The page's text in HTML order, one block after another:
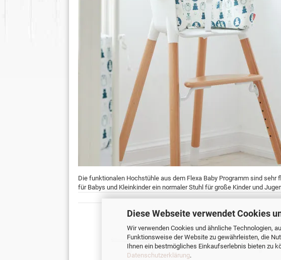
Diese Webseite verwendet Cookies
Wir verwenden Cookies und ähnliche Technologien,
Funktionsweise der Website zu gewährleisten, die
Ihnen ein bestmögliches Einkaufserlebnis bieten zu
Datenschutzerklärung.
Die funktionalen Hochstühle aus dem Flexa Baby Programm sind
für Babys und Kleinkinder ein normaler Stuhl für große Kinder und